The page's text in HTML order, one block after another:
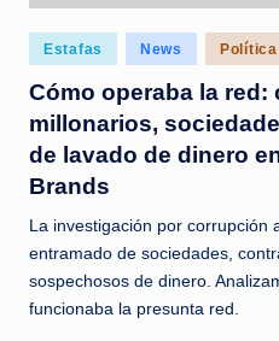
Posted
in
Estafas News Política
Cómo operaba la red:
millonarios,
de lavado de dinero
Brands
La investigación por corrupción
entramado de sociedades,
sospechosos de dinero.
funcionaba la presunta red.